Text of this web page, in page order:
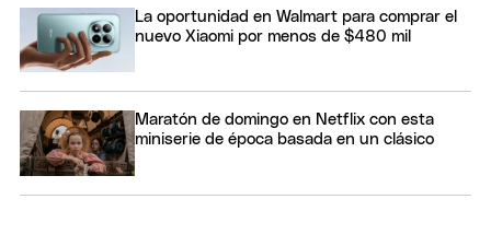
La oportunidad en Walmart para comprar el
nuevo Xiaomi por menos de $480 mil
Maratón de domingo en Netflix con esta
miniserie de época basada en un clásico